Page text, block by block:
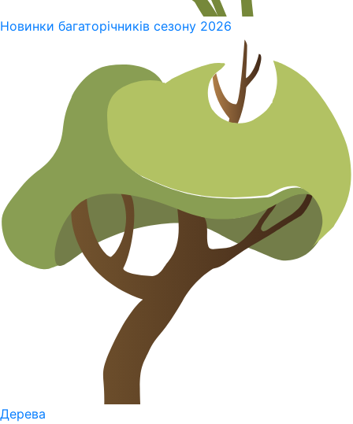
Новинки багаторічників сезону 2026
Дерева